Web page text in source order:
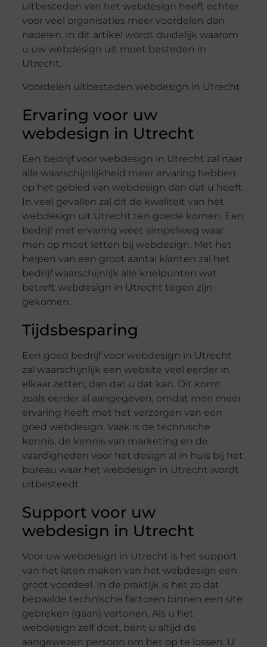
uitbesteden van het webdesign heeft echter
voor veel organisaties meer voordelen dan
nadelen. In dit artikel wordt duidelijk waarom
u uw webdesign uit moet besteden in
Utrecht.
Voordelen uitbesteden webdesign in Utrecht
Ervaring voor uw
webdesign in Utrecht
Een bedrijf voor webdesign in Utrecht zal naar
alle waarschijnlijkheid meer ervaring hebben
op het gebied van webdesign dan dat u heeft.
In veel gevallen zal dit de kwaliteit van het
webdesign uit Utrecht ten goede komen. Een
bedrijf met ervaring weet simpelweg waar
men op moet letten bij webdesign. Met het
helpen van een groot aantal klanten zal het
bedrijf waarschijnlijk alle knelpunten wat
betreft webdesign in Utrecht tegen zijn
gekomen.
Tijdsbesparing
Een goed bedrijf voor webdesign in Utrecht
zal waarschijnlijk een website veel eerder in
elkaar zetten, dan dat u dat kan. Dit komt
zoals eerder al aangegeven, omdat men meer
ervaring heeft met het verzorgen van een
goed webdesign. Vaak is de technische
kennis, de kennis van marketing en de
vaardigheden voor het design al in huis bij het
bureau waar het webdesign in Utrecht wordt
uitbesteedt.
Support voor uw
webdesign in Utrecht
Voor uw webdesign in Utrecht is het support
van het laten maken van het webdesign een
groot voordeel. In de praktijk is het zo dat
bepaalde technische factoren binnen een site
gebreken (gaan) vertonen. Als u het
webdesign zelf doet, bent u altijd de
aangewezen persoon om het op te lossen. U